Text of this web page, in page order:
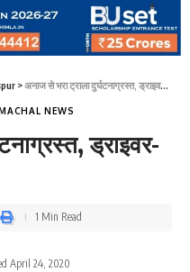
>अनाज से भरा ट्राला दुर्घटनाग्रस्त, ड्राइवर-कंडक्टर की मौत
NEWS
ड्राइवर-
April 24, 2020
1 Min Read